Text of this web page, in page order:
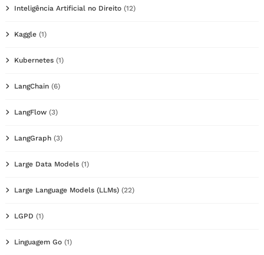
Inteligência Artificial no Direito (12)
Kaggle (1)
Kubernetes (1)
LangChain (6)
LangFlow (3)
LangGraph (3)
Large Data Models (1)
Large Language Models (LLMs) (22)
LGPD (1)
Linguagem Go (1)